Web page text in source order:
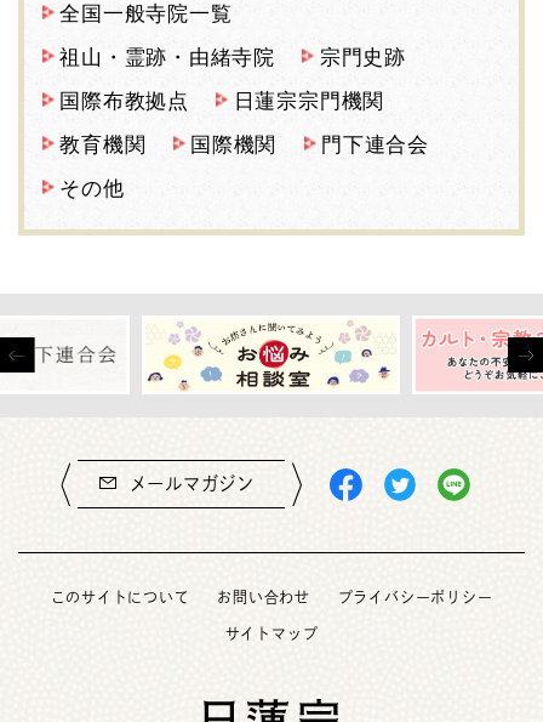
全国一般寺院一覧
祖山・霊跡・由緒寺院
宗門史跡
国際布教拠点
日蓮宗宗門機関
教育機関
国際機関
門下連合会
その他
メールマガジン
このサイトについて お問い合わせ プライバシーポリシー
サイトマップ